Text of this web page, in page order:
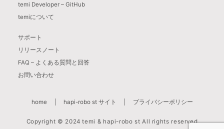
temi Developer – GitHub
temiについて
サポート
リリースノート
FAQ – よくある質問と回答
お問い合わせ
home hapi-robo st サイト プライバシーポリシー
Copyright © 2024 temi & hapi-robo st All rights reserved